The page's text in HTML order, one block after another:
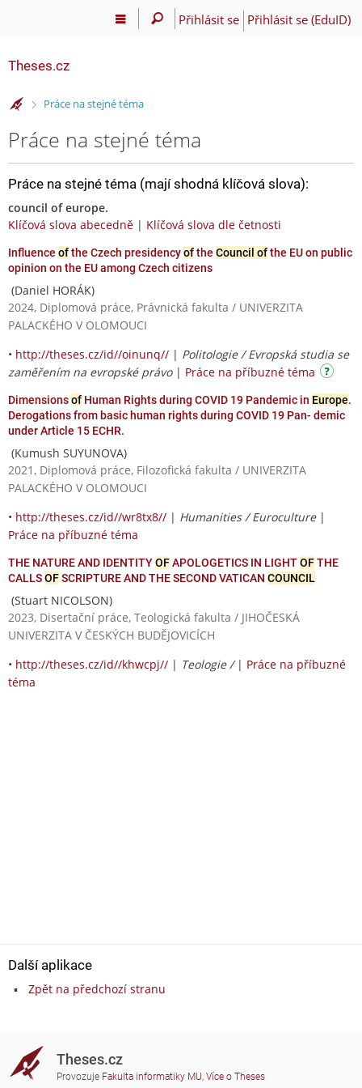
Přihlásit se Přihlásit se (EduID)
Theses.cz
>Práce na stejné téma
Práce na stejné téma
Práce na stejné téma (mají shodná klíčová slova):
council of europe.
Klíčová slova abecedně | Klíčová slova dle četnosti
Influence ofthe Czech presidencyofthe Council ofthe EU on public
opinion on the EU among Czech citizens
(Daniel HORÁK)
2024, Diplomová práce, Právnická fakulta / UNIVERZITA
PALACKÉHO V OLOMOUCI
• http://theses.cz/id//oinunq// | Politologie / Evropská studia se
zaměřením na evropské právo| Práce na příbuzné téma
Dimensionsof Human Rights during COVID 19 Pandemic in Europe.
Derogations from basic human rights during COVID 19 Pan- demic
under Article 15 ECHR.
(Kumush SUYUNOVA)
2021, Diplomová práce, Filozofická fakulta / UNIVERZITA
PALACKÉHO V OLOMOUCI
• http://theses.cz/id//wr8tx8// | Humanities / Euroculture|
Práce na příbuzné téma
THE NATURE AND IDENTITYOFAPOLOGETICS IN LIGHTOFTHE
CALLSOFSCRIPTURE AND THE SECOND VATICAN COUNCIL
(Stuart NICOLSON)
2023, Disertační práce, Teologická fakulta / JIHOČESKÁ
UNIVERZITA V ČESKÝCH BUDĚJOVICÍCH
• http://theses.cz/id//khwcpj// | Teologie / | Práce na příbuzné
téma
Další aplikace
Zpět na předchozí stranu
Theses.cz
Provozuje Fakulta informatiky MU, Více o Theses